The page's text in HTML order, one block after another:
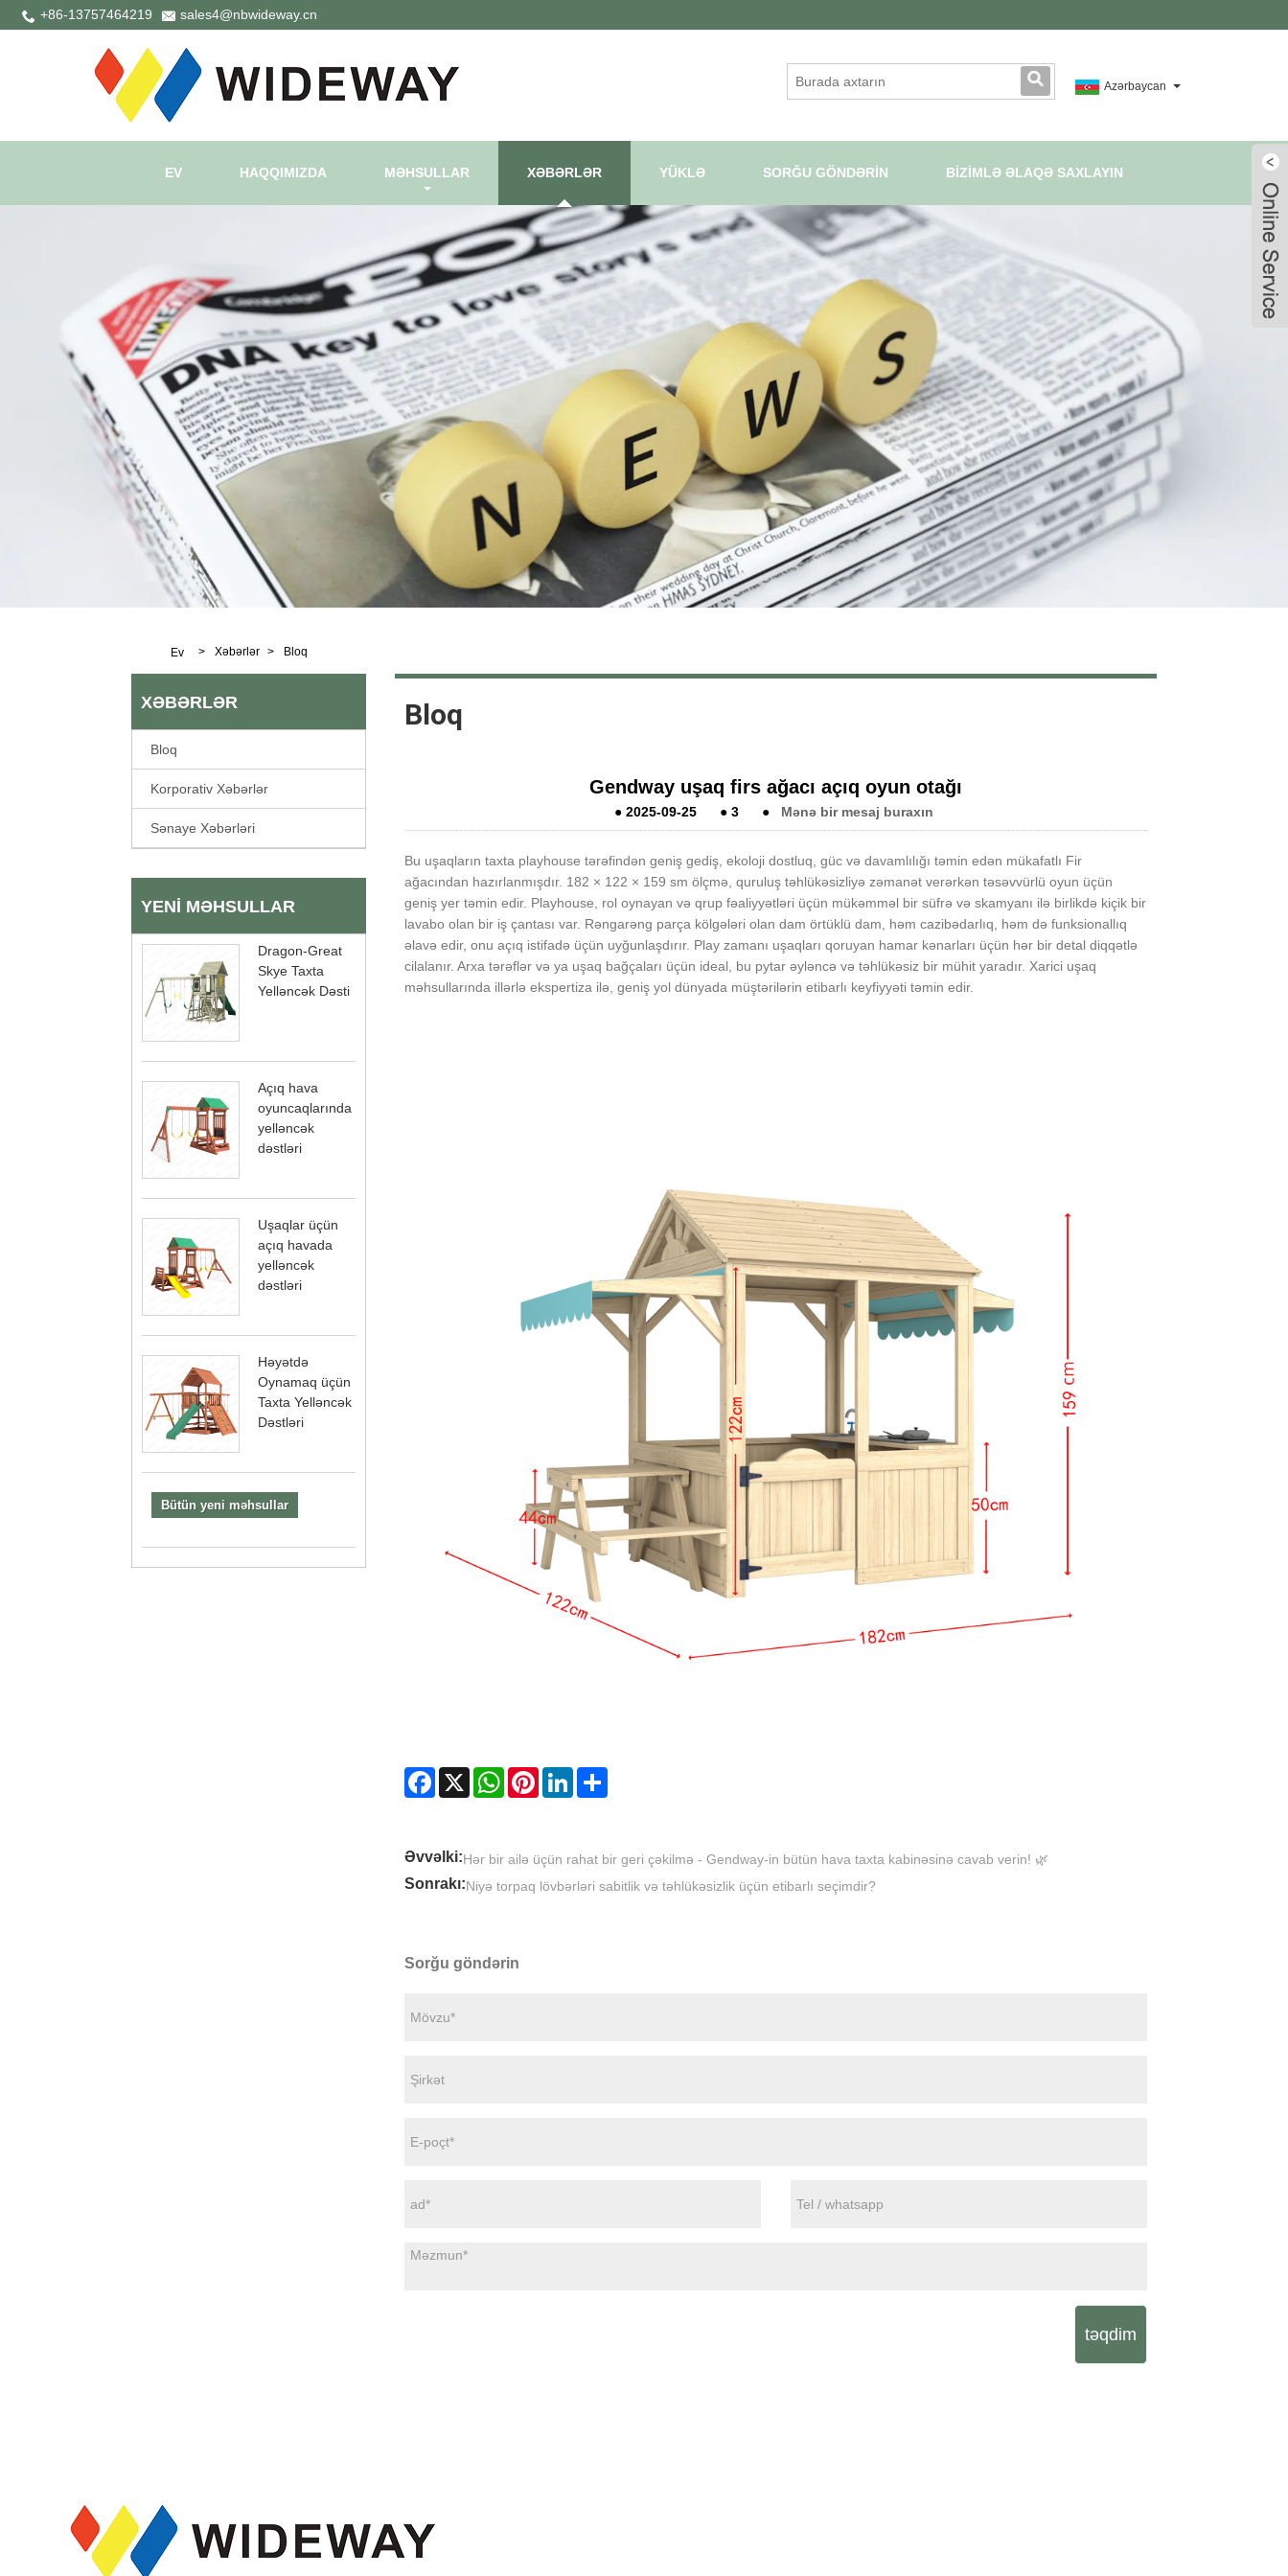
+86-13757464219 sales4@nbwideway.cn
Azərbaycan
EV HAQQIMIZDA MƏHSULLAR XƏBƏRLƏR YÜKLƏ SORĞU GÖNDƏRIN BIZIMLƏ ƏLAQƏ SAXLAYIN
Ev > Xəbərlər > Bloq
XƏBƏRLƏR
Bloq
Korporativ Xəbərlər
Sənaye Xəbərləri
YENI MƏHSULLAR
Dragon-Great
Skye Taxta
Yelləncək Dəsti
Açıq hava
oyuncaqlarında
yelləncək
dəstləri
Uşaqlar üçün
açıq havada
yelləncək
dəstləri
Həyətdə
Oynamaq üçün
Taxta Yelləncək
Dəstləri
Bütün yeni məhsullar
Bloq
Gendway uşaq firs ağacı açıq oyun otağı
●2025-09-25 ●3 ● Mənə bir mesaj buraxın
Bu uşaqların taxta playhouse tərəfindən geniş gediş, ekoloji dostluq, güc və davamlılığı təmin edən mükafatlı Fir
ağacından hazırlanmışdır. 182 × 122 × 159 sm ölçmə, quruluş təhlükəsizliyə zəmanət verərkən təsəvvürlü oyun üçün
geniş yer təmin edir. Playhouse, rol oynayan və qrup fəaliyyətləri üçün mükəmməl bir süfrə və skamyanı ilə birlikdə kiçik bir
lavabo olan bir iş çantası var. Rəngarəng parça kölgələri olan dam örtüklü dam, həm cazibədarlıq, həm də funksionallıq
əlavə edir, onu açıq istifadə üçün uyğunlaşdırır. Play zamanı uşaqları qoruyan hamar kənarları üçün hər bir detal diqqətlə
cilalanır. Arxa tərəflər və ya uşaq bağçaları üçün ideal, bu pytar əyləncə və təhlükəsiz bir mühit yaradır. Xarici uşaq
məhsullarında illərlə ekspertiza ilə, geniş yol dünyada müştərilərin etibarlı keyfiyyəti təmin edir.
Facebook
X WhatsAppPinterestLinkedIn
Əvvəlki:Hər bir ailə üçün rahat bir geri çəkilmə - Gendway-in bütün hava taxta kabinəsinə cavab verin! 🌿
Sonrakı:Niyə torpaq lövbərləri sabitlik və təhlükəsizlik üçün etibarlı seçimdir?
Sorğu göndərin
təqdim